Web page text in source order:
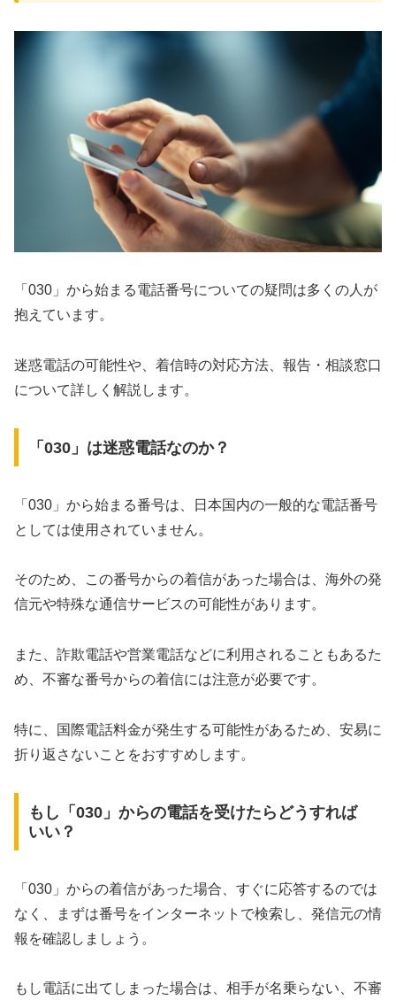
「030」から始まる電話番号についての疑問は多くの人が
抱えています。
迷惑電話の可能性や、着信時の対応方法、報告・相談窓口
について詳しく解説します。
「030」は迷惑電話なのか？
「030」から始まる番号は、日本国内の一般的な電話番号
としては使用されていません。
そのため、この番号からの着信があった場合は、海外の発
信元や特殊な通信サービスの可能性があります。
また、詐欺電話や営業電話などに利用されることもあるた
め、不審な番号からの着信には注意が必要です。
特に、国際電話料金が発生する可能性があるため、安易に
折り返さないことをおすすめします。
もし「030」からの電話を受けたらどうすれば
いい？
「030」からの着信があった場合、すぐに応答するのでは
なく、まずは番号をインターネットで検索し、発信元の情
報を確認しましょう。
もし電話に出てしまった場合は、相手が名乗らない、不審